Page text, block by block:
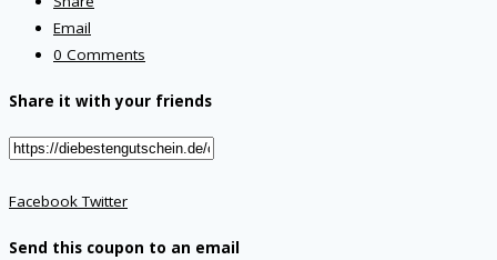
Email
0 Comments
Share it with your friends
FacebookTwitter
Send this coupon to an email